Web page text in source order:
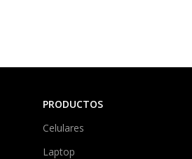
PRODUCTOS
Celulares
Laptop